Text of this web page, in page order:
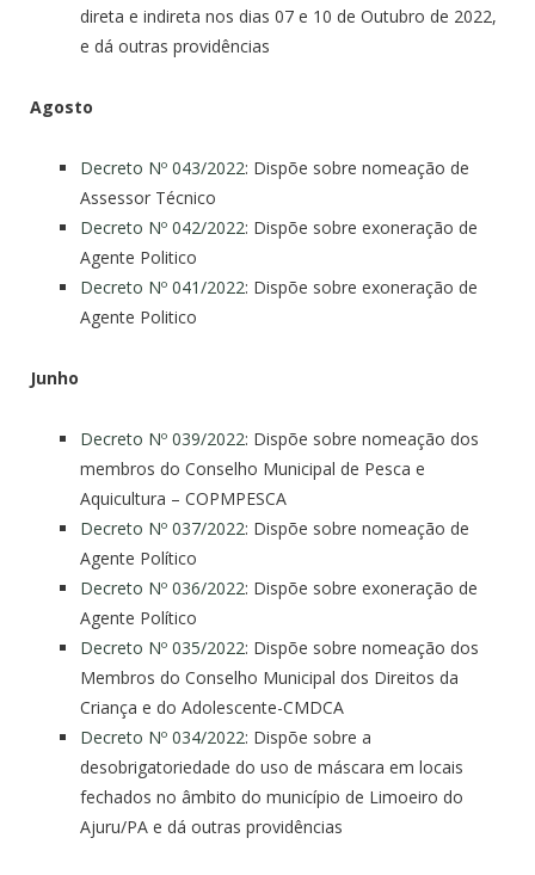
direta e indireta nos dias 07 e 10 de Outubro de 2022,
e dá outras providências
Agosto
Decreto Nº 043/2022: Dispõe sobre nomeação de
Assessor Técnico
Decreto Nº 042/2022: Dispõe sobre exoneração de
Agente Politico
Decreto Nº 041/2022: Dispõe sobre exoneração de
Agente Politico
Junho
Decreto Nº 039/2022: Dispõe sobre nomeação dos
membros do Conselho Municipal de Pesca e
Aquicultura – COPMPESCA
Decreto Nº 037/2022: Dispõe sobre nomeação de
Agente Político
Decreto Nº 036/2022: Dispõe sobre exoneração de
Agente Político
Decreto Nº 035/2022: Dispõe sobre nomeação dos
Membros do Conselho Municipal dos Direitos da
Criança e do Adolescente-CMDCA
Decreto Nº 034/2022: Dispõe sobre a
desobrigatoriedade do uso de máscara em locais
fechados no âmbito do município de Limoeiro do
Ajuru/PA e dá outras providências